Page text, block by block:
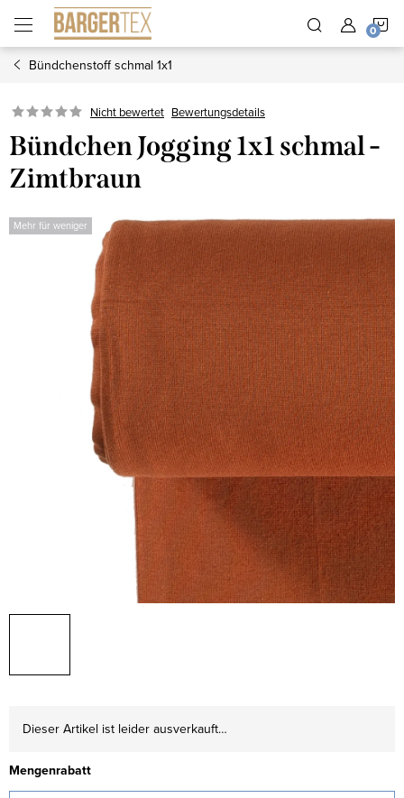
Inhalt
springen
Bündchenstoff schmal 1x1
Nicht bewertet Bewertungsdetails
Bündchen Jogging 1x1 schmal -
Zimtbraun
Mehr für weniger
Dieser Artikel ist leider ausverkauft…
Mengenrabatt